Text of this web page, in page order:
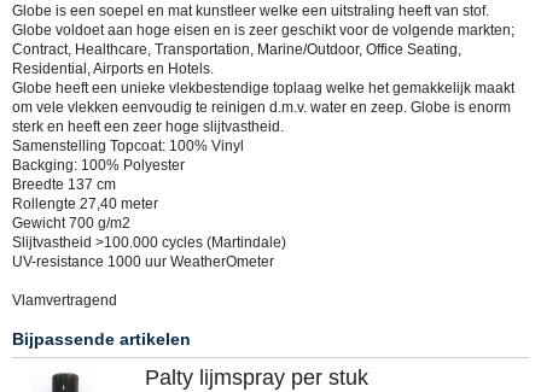
Globe is een soepel en mat kunstleer welke een uitstraling heeft van stof.
Globe voldoet aan hoge eisen en is zeer geschikt voor de volgende markten;
Contract, Healthcare, Transportation, Marine/Outdoor, Office Seating,
Residential, Airports en Hotels.
Globe heeft een unieke vlekbestendige toplaag welke het gemakkelijk maakt
om vele vlekken eenvoudig te reinigen d.m.v. water en zeep. Globe is enorm
sterk en heeft een zeer hoge slijtvastheid.
Samenstelling Topcoat: 100% Vinyl
Backging: 100% Polyester
Breedte 137 cm
Rollengte 27,40 meter
Gewicht 700 g/m2
Slijtvastheid >100.000 cycles (Martindale)
UV-resistance 1000 uur WeatherOmeter
Vlamvertragend
Bijpassende artikelen
Palty lijmspray per stuk